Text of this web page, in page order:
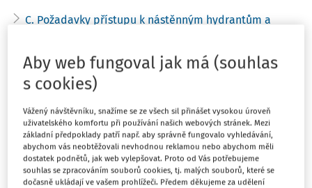
C. Požadavky přístupu k nástěnným hydrantům a
A. Stavby provedené podle ČSN 65 0201:2003
B. Stavby provedené podle ČSN 65 0201 před
C. Obecné podmínky užívání staveb s výskytem
hořlavých kapalin
D.
Aby web fungoval jak má (souhlas
s cookies)
Vážený návštěvníku, snažíme se ze všech sil přinášet vysokou úroveň
uživatelského komfortu při používání našich webových stránek. Mezi
základní předpoklady patří např. aby správně fungovalo vyhledávání,
abychom vás neobtěžovali nevhodnou reklamou nebo abychom měli
dostatek podnětů, jak web vylepšovat. Proto od Vás potřebujeme
souhlas se zpracováním souborů cookies, tj. malých souborů, které se
dočasně ukládají ve vašem prohlížeči. Předem děkujeme za udělení